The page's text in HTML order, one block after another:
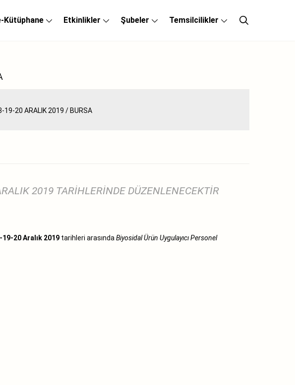
Kütüphane Etkinlikler Şubeler Temsilcilikler
2019 TARİHLERİNDE DÜZENLENECEKTİR
19-20 Aralık 2019 tarihleri arasında Biyosidal Ürün Uygulayıcı Personel